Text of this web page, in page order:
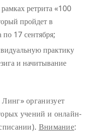
ретрита «100
пройдет в
17 сентября;
практику
и начитывание
организует
учений и онлайн-
Внимание: